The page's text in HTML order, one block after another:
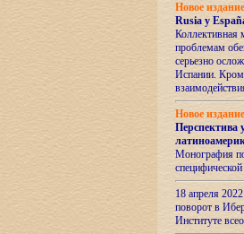
Новое
Rusia y
Коллективная
проблемам
серьезно
Испании.
Новое
Перспектива
Монография
18 апреля
поворот в
Институте